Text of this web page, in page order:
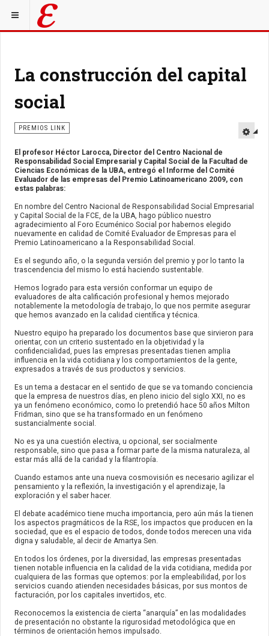
La construcción del capital
social
PREMIOS LINK
El profesor Héctor Larocca, Director del Centro Nacional de
Responsabilidad Social Empresarial y Capital Social de la Facultad de
Ciencias Económicas de la UBA, entregó el Informe del Comité
Evaluador de las empresas del Premio Latinoamericano 2009, con
estas palabras:
En nombre del Centro Nacional de Responsabilidad Social Empresarial
y Capital Social de la FCE, de la UBA, hago público nuestro
agradecimiento al Foro Ecuménico Social por habernos elegido
nuevamente en calidad de Comité Evaluador de Empresas para el
Premio Latinoamericano a la Responsabilidad Social.
Es el segundo año, o la segunda versión del premio y por lo tanto la
trascendencia del mismo lo está haciendo sustentable.
Hemos logrado para esta versión conformar un equipo de
evaluadores de alta calificación profesional y hemos mejorado
notablemente la metodología de trabajo, lo que nos permite asegurar
que hemos avanzado en la calidad científica y técnica.
Nuestro equipo ha preparado los documentos base que sirvieron para
orientar, con un criterio sustentado en la objetividad y la
confidencialidad, pues las empresas presentadas tienen amplia
influencia en la vida cotidiana y los comportamientos de la gente,
expresados a través de sus productos y servicios.
Es un tema a destacar en el sentido de que se va tomando conciencia
que la empresa de nuestros días, en pleno inicio del siglo XXI, no es
ya un fenómeno económico, como lo pretendió hace 50 años Milton
Fridman, sino que se ha transformado en un fenómeno
sustancialmente social.
No es ya una cuestión electiva, u opcional, ser socialmente
responsable, sino que pasa a formar parte de la misma naturaleza, al
estar más allá de la caridad y la filantropía.
Cuando estamos ante una nueva cosmovisión es necesario agilizar el
pensamiento y la reflexión, la investigación y el aprendizaje, la
exploración y el saber hacer.
El debate académico tiene mucha importancia, pero aún más la tienen
los aspectos pragmáticos de la RSE, los impactos que producen en la
sociedad, que es el espacio de todos, donde todos merecen una vida
digna y saludable, al decir de Amartya Sen.
En todos los órdenes, por la diversidad, las empresas presentadas
tienen notable influencia en la calidad de la vida cotidiana, medida por
cualquiera de las formas que optemos: por la empleabilidad, por los
servicios cuando atienden necesidades básicas, por sus montos de
facturación, por los capitales invertidos, etc.
Reconocemos la existencia de cierta “anarquía” en las modalidades
de presentación no obstante la rigurosidad metodológica que en
términos de orientación hemos impulsado.